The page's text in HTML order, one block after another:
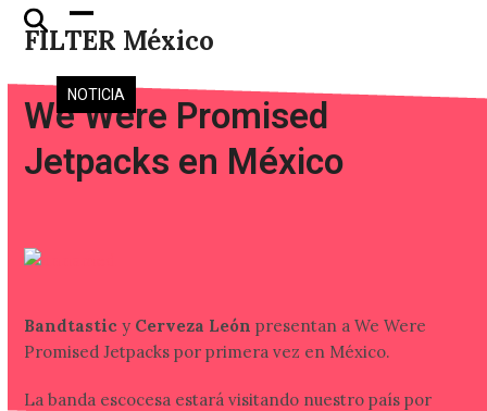
Skip
FILTER México
Open
mobile
menu
Close
mobile
menu
NOTICIA
We Were Promised
Jetpacks en México
Bandtastic y Cerveza León presentan a We Were
Promised Jetpacks por primera vez en México.
La banda escocesa estará visitando nuestro país por